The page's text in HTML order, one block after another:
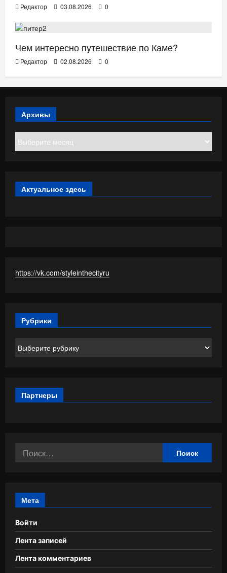
Редактор 03.08.2026
0
Чем интересно путешествие по Каме?
Редактор 02.08.2026 0
Архивы
Актуальное здесь
https://vk.com/styleinthecityru
Рубрики
Партнеры
Найти:
Мета
Войти
Лента записей
Лента комментариев